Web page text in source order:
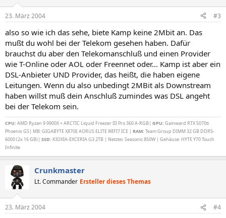
23. März 2004 #3
also so wie ich das sehe, biete Kamp keine 2Mbit an. Das
mußt du wohl bei der Telekom gesehen haben. Dafür
brauchst du aber den Telekomanschluß und einen Provider
wie T-Online oder AOL oder Freennet oder... Kamp ist aber ein
DSL-Anbieter UND Provider, das heißt, die haben eigene
Leitungen. Wenn du also unbedingt 2MBit als Downstream
haben willst muß dein Anschluß zumindes was DSL angeht
bei der Telekom sein.
CPU: AMD Ryzan 9 9900X + ARCTIC Liquid Freezer III Pro 360 A-RGB| GPU: Gainward RTX 5070ti
Phoenix GS| MB: GIGABYTE X870E AORUS ELITE WIFI7 ICE | RAM: Team Group DIMM 32 GB DDR5-
6000 (2x 16 GB)| SSD: KIOXIA-EXCERIA G3 2TB | Netztei: Seasonic 850W | Gehäuse: HYTE Y70 Touch
Infinite
Crunkmaster
Lt. Commander Ersteller dieses Themas
23. März 2004 #4